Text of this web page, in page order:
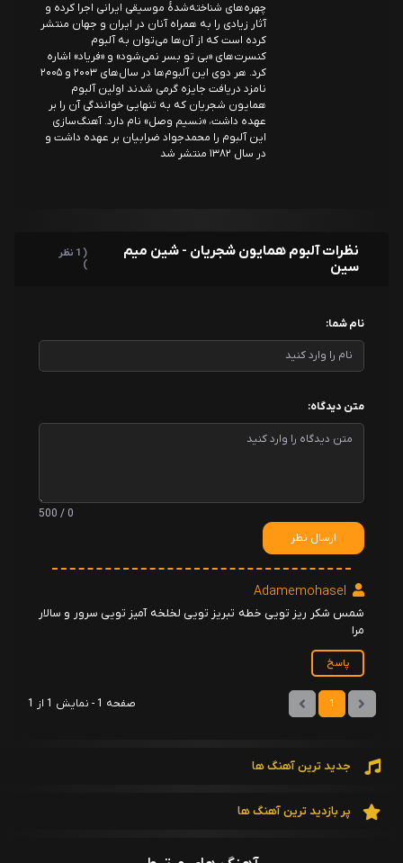
چهره‌های شناخته‌شدهٔ موسیقی ایرانی اجرا کرده و
آثار زیادی را به همراه آنان در ایران و جهان منتشر
کرده است که از آن‌ها می‌توان به آلبوم
کنسرت‌های «بی تو بسر نمی‌شود» و «فریاد» اشاره
کرد. هر دوی این آلبوم‌ها در سال‌های ۲۰۰۳ و ۲۰۰۵
نامزد دریافت جایزه گرمی شدند اولین آلبوم
همایون شجریان که به تنهایی خوانندگی آن را بر
عهده داشت، «نسیم وصل» نام دارد. آهنگ‌سازی
این آلبوم را محمدجواد ضرابیان بر عهده داشت و
در سال ۱۳۸۲ منتشر شد
نظرات آلبوم همایون شجریان - شین میم
سین
( 1 نظر
)
نام شما:
متن دیدگاه:
0 / 500
ارسال نظر
شمس شکر ریز تویی خطه تبریز تویی لخلخه آمیز تویی سرور و سالار
مرا
پاسخ
1 صفحه 1 - نمایش 1 از 1
جدید ترین آهنگ ها
پر بازدید ترین آهنگ ها